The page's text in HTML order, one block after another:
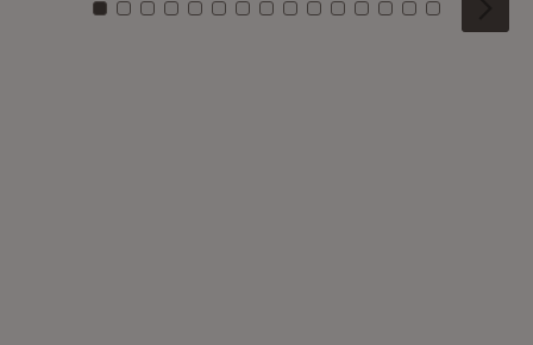
Zu Kachel: 0
Zu Kachel: 1
Zu Kachel: 2
Zu Kachel: 3
Zu Kachel: 4
Zu Kachel: 5
Zu Kachel: 6
Zu Kachel: 7
Zu Kachel: 8
Zu Kachel: 9
Zu Kachel: 10
Zu Kachel: 11
Zu Kachel: 12
Zu Kachel:
Zu